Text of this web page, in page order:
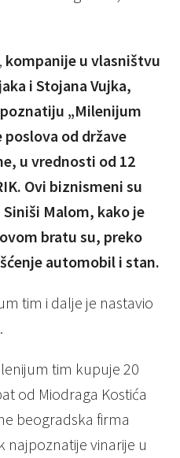
kompanije u vlasništvu
i Stojana Vujka,
„Milenijum
od države
u vrednosti od 12
Ovi biznismeni su
Malom, kako je
bratu su, preko
automobil i stan.
tim i dalje je nastavio
tim kupuje 20
od Miodraga Kostića
beogradska firma
najpoznatije vinarije u